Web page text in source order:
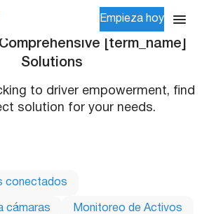
Empieza hoy
[term_name]
Solutions
to driver empowerment, find
solution for your needs.
conectados
cámaras Monitoreo de Activos